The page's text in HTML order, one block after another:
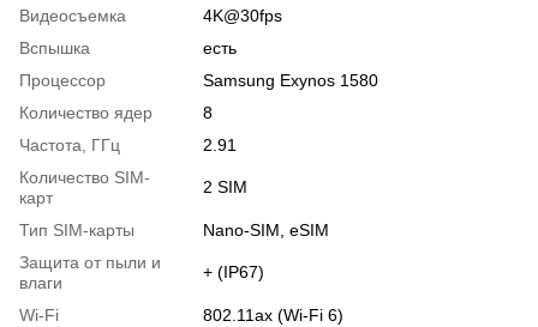
Видеосъемка
4K@30fps
Вспышка
есть
Процессор
Samsung Exynos 1580
Количество ядер
8
Частота, ГГц
2.91
Количество SIM-
карт
2 SIM
Тип SIM-карты
Nano-SIM, eSIM
Защита от пыли и
влаги
+ (IP67)
Wi-Fi
802.11ax (Wi-Fi 6)